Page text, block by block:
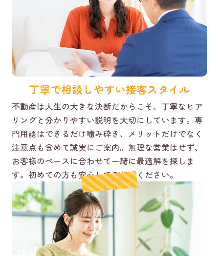
丁寧で相談しやすい接客スタイル
不動産は人生の大きな決断だからこそ、丁寧なヒア
リングと分かりやすい説明を大切にしています。専
門用語はできるだけ噛み砕き、メリットだけでなく
注意点も含めて誠実にご案内。無理な営業はせず、
お客様のペースに合わせて一緒に最適解を探しま
す。初めての方も安心してご相談ください。